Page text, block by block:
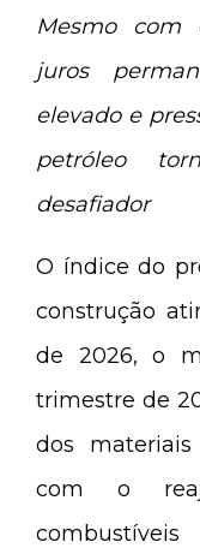
Mesmo com
juros
elevado e
petróleo
desafiador
O índice do
construção
de 2026, o
trimestre de
dos
com o